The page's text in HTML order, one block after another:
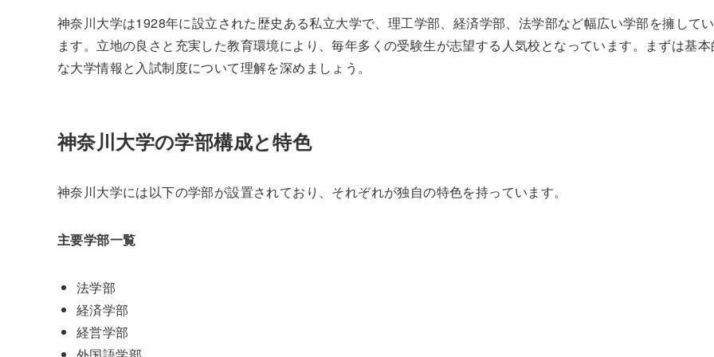
神奈川大学は1928年に設立された歴史ある私立大学で、理工学部、経済学部、法学部など幅広い学部を擁してい
ます。立地の良さと充実した教育環境により、毎年多くの受験生が志望する人気校となっています。まずは基
な大学情報と入試制度について理解を深めましょう。
神奈川大学の学部構成と特色
神奈川大学には以下の学部が設置されており、それぞれが独自の特色を持っています。
主要学部一覧
法学部
経済学部
経営学部